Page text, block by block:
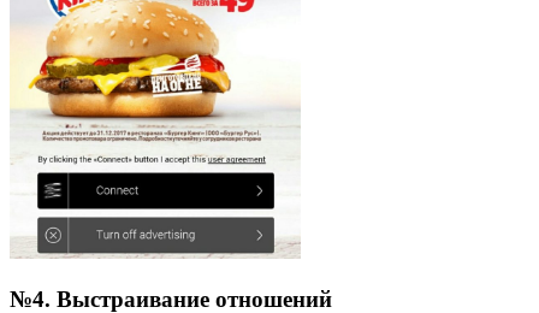
№4. Выстраивание отношений